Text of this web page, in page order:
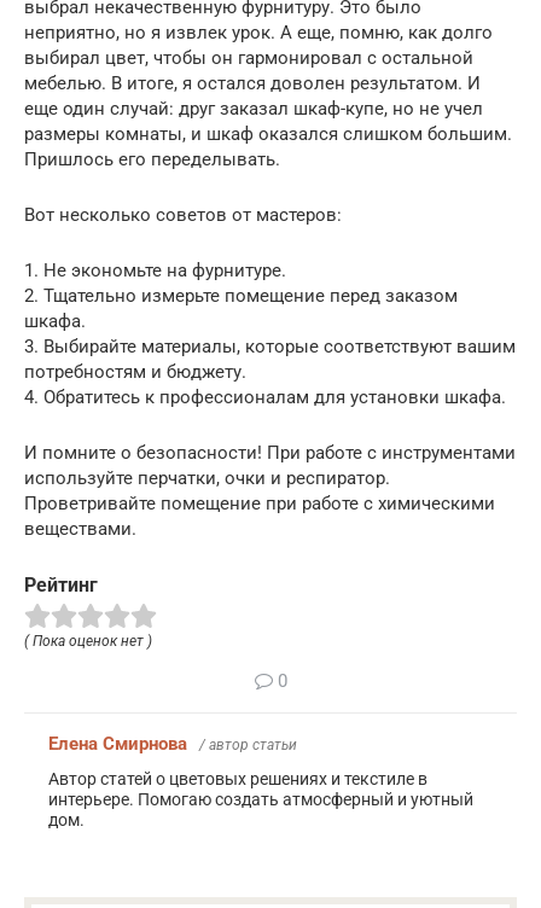
выбрал некачественную фурнитуру. Это было
неприятно, но я извлек урок. А еще, помню, как долго
выбирал цвет, чтобы он гармонировал с остальной
мебелью. В итоге, я остался доволен результатом. И
еще один случай: друг заказал шкаф-купе, но не учел
размеры комнаты, и шкаф оказался слишком большим.
Пришлось его переделывать.
Вот несколько советов от мастеров:
1. Не экономьте на фурнитуре.
2. Тщательно измерьте помещение перед заказом
шкафа.
3. Выбирайте материалы, которые соответствуют вашим
потребностям и бюджету.
4. Обратитесь к профессионалам для установки шкафа.
И помните о безопасности! При работе с инструментами
используйте перчатки, очки и респиратор.
Проветривайте помещение при работе с химическими
веществами.
Рейтинг
( Пока оценок нет )
0
Елена Смирнова / автор статьи
Автор статей о цветовых решениях и текстиле в
интерьере. Помогаю создать атмосферный и уютный
дом.